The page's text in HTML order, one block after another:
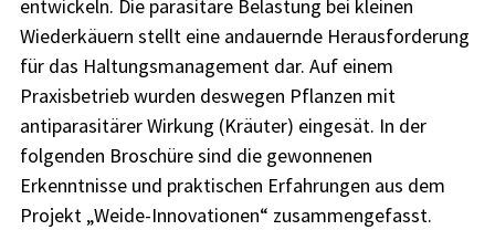
entwickeln. Die parasitäre Belastung bei kleinen
Wiederkäuern stellt eine andauernde Herausforderung
für das Haltungsmanagement dar. Auf einem
Praxisbetrieb wurden deswegen Pflanzen mit
antiparasitärer Wirkung (Kräuter) eingesät. In der
folgenden Broschüre sind die gewonnenen
Erkenntnisse und praktischen Erfahrungen aus dem
Projekt „Weide-Innovationen“ zusammengefasst.